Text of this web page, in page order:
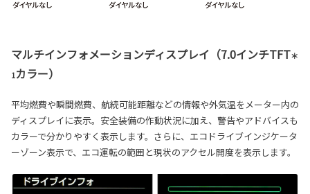
マルチインフォメーションディスプレイ（7.0インチTFT＊
1カラー）
平均燃費や瞬間燃費、航続可能距離などの情報や外気温をメーター内の
ディスプレイに表示。安全装備の作動状況に加え、警告やアドバイスも
カラーで分かりやすく表示します。さらに、エコドライブインジケータ
ーゾーン表示で、エコ運転の範囲と現状のアクセル開度を表示します。